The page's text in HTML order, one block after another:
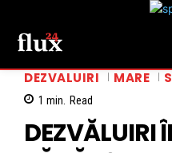
DEZVALUIRI MARE
1 min. Read
DEZVĂLUIRI